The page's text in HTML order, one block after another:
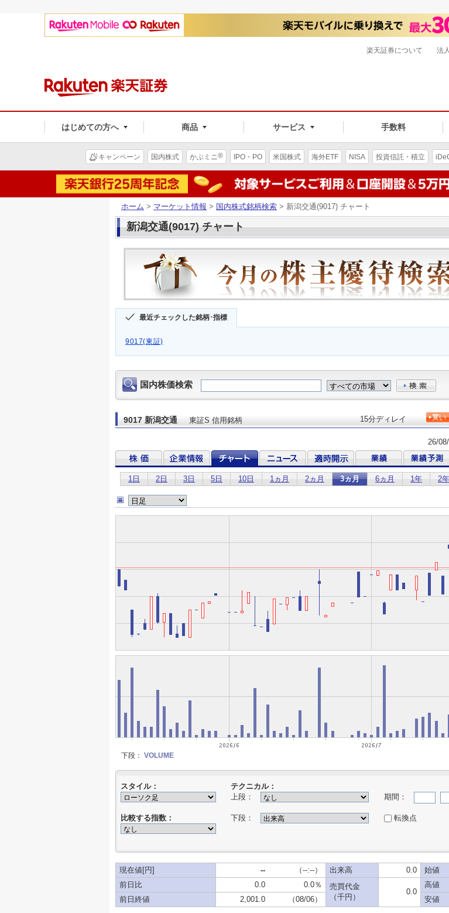
はじめての方へ 商品 サービス 手数料
楽天証券について 法
キャンペーン 国内株式 かぶミニ® IPO・PO 米国株式 海外ETF NISA 投資信託・積立
ホーム > マーケット情報 > 国内株式銘柄検索 > 新潟交通(9017) チャート
新潟交通(9017) チャート
最近チェックした銘柄･指標
9017(東証)